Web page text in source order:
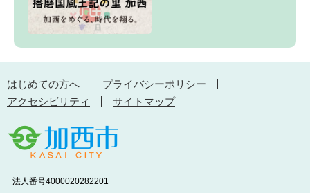
はじめての方へ
プライバシーポリシー
アクセシビリティ
サイトマップ
法人番号4000020282201